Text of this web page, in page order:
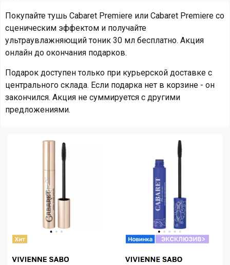
Покупайте тушь Cabaret Premiere или Cabaret Premiere со
сценическим эффектом и получайте
ультраувлажняющий тоник 30 мл бесплатно. Акция
онлайн до окончания подарков.
Подарок доступен только при курьерской доставке с
центрального склада. Если подарка нет в корзине - он
закончился. Акция не суммируется с другими
предложениями.